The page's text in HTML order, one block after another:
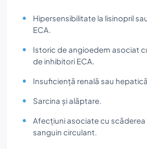
Hipersensibilitate la lisinopril
ECA.
Istoric de angioedem asociat
de inhibitori ECA.
Insuficiență renală sau
Sarcina și alăptare.
Afecțiuni asociate cu scăderea
sanguin circulant.